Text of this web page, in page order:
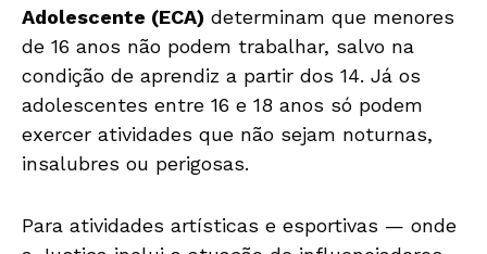
Adolescente (ECA) determinam que menores
de 16 anos não podem trabalhar, salvo na
condição de aprendiz a partir dos 14. Já os
adolescentes entre 16 e 18 anos só podem
exercer atividades que não sejam noturnas,
insalubres ou perigosas.
Para atividades artísticas e esportivas — onde